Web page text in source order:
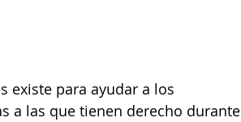
existe para ayudar a los
a las que tienen derecho durante